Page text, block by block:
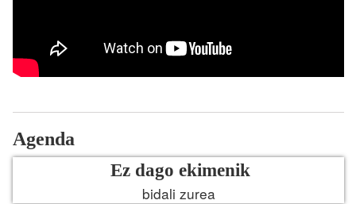
Agenda
Ez dago ekimenik
bidali zurea